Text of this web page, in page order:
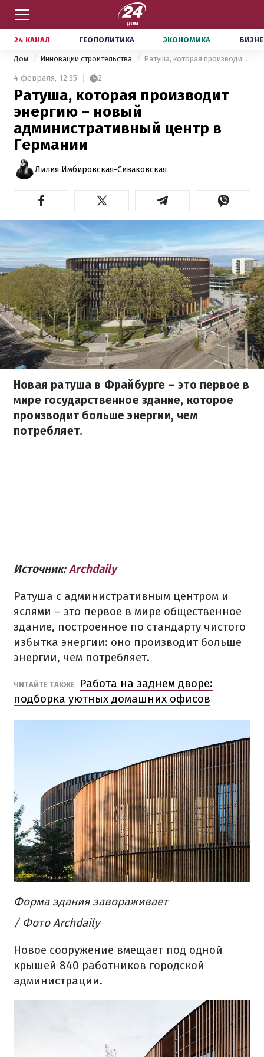
24 КАНАЛ ГЕОПОЛИТИКА ЭКОНОМИКА
Дом Инновации строительства Ратуша, которая производит энергию – новый административный центр в Германии
4 февраля, 12:35 2
Ратуша, которая производит
энергию – новый
административный центр в
Германии
Лилия Имбировская-Сиваковская
Новая ратуша в Фрайбурге – это первое в
мире государственное здание, которое
производит больше энергии, чем
потребляет.
Источник:Archdaily
Ратуша с административным центром и
яслями – это первое в мире общественное
здание, построенное по стандарту чистого
избытка энергии: оно производит больше
энергии, чем потребляет.
ЧИТАЙТЕ ТАКЖЕ
Работа на заднем дворе:
подборка уютных домашних офисов
Форма здания завораживает
/ Фото Archdaily
Новое сооружение вмещает под одной
крышей 840 работников городской
администрации.